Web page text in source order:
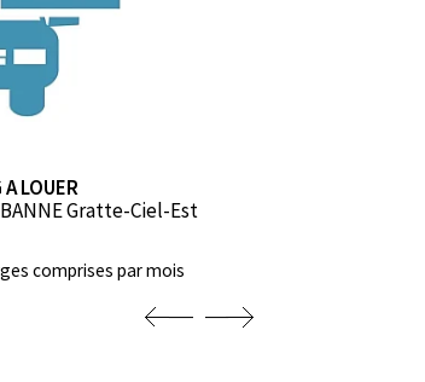
A LOUER
Gratte-Ciel-Est
comprises par mois